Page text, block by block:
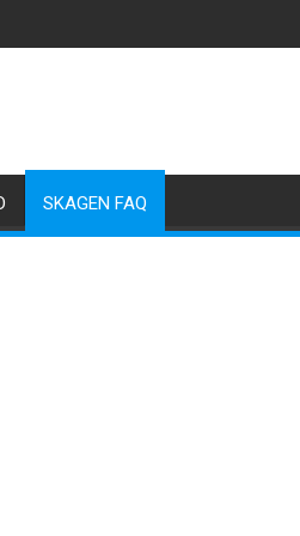
SKAGEN FAQ